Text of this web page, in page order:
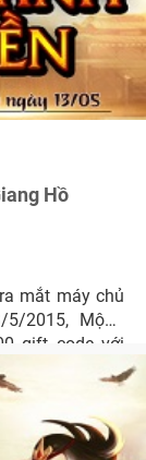
Hồ
mắt máy chủ
2015, Mộng
gift code với